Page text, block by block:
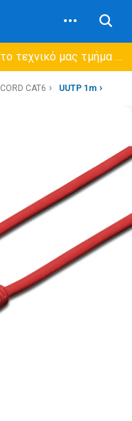
Από 3/8 έως 21/8 τo τεχνικό μας τμήμα θα εξυπηρετεί μόνο συμβόλαια συντήρησης και όχι νέες παραλαβές →
CAT6 UUTP 1m